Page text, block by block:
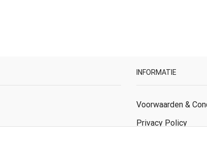
INFORMATIE
Voorwaarden &
Privacy Policy